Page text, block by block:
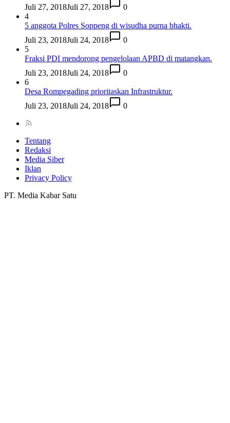
Juli 27, 2018Juli 27, 2018
0
4
5 anggota Polres Soppeng di wisudha purna bhakti.
Juli 23, 2018Juli 24, 2018
0
5
Fraksi PDI mendorong pengelolaan APBD di matangkan.
Juli 23, 2018Juli 24, 2018
0
6
Desa Rompegading prioritaskan Infrastruktur.
Juli 23, 2018Juli 24, 2018 0
Tentang
Redaksi
Media Siber
Iklan
Privacy Policy
PT. Media Kabar Satu